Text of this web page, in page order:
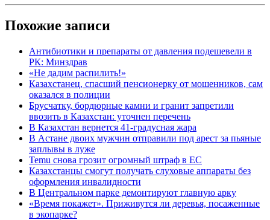
Похожие записи
Антибиотики и препараты от давления подешевели в
РК: Минздрав
«Не дадим распилить!»
Казахстанец, спасший пенсионерку от мошенников, сам
оказался в полиции
Брусчатку, бордюрные камни и гранит запретили
ввозить в Казахстан: уточнен перечень
В Казахстан вернется 41-градусная жара
В Астане двоих мужчин отправили под арест за пьяные
заплывы в луже
Temu снова грозит огромный штраф в ЕС
Казахстанцы смогут получать слуховые аппараты без
оформления инвалидности
В Центральном парке демонтируют главную арку
«Время покажет». Приживутся ли деревья, посаженные
в экопарке?